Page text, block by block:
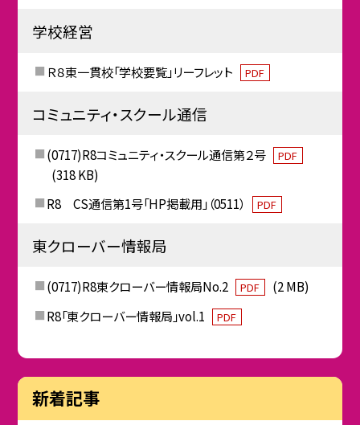
学校経営
Ｒ８東一貫校「学校要覧」リーフレット PDF
コミュニティ・スクール通信
(0717)R8コミュニティ・スクール通信第２号 PDF
(318 KB)
R8 CS通信第1号「HP掲載用」（0511）
PDF
東クローバー情報局
(0717)R8東クローバー情報局No.2 PDF
(2 MB)
R8「東クローバー情報局」vol.1
PDF
新着記事